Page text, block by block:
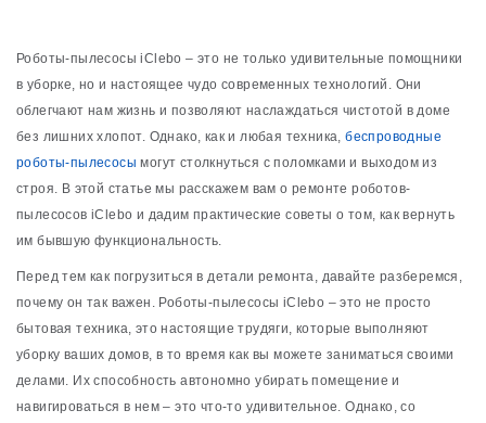
Роботы-пылесосы iClebo ‒ это не только удивительные помощники
в уборке, но и настоящее чудо современных технологий. Они
облегчают нам жизнь и позволяют наслаждаться чистотой в доме
без лишних хлопот. Однако, как и любая техника,беспроводные
роботы-пылесосы могут столкнуться с поломками и выходом из
строя. В этой статье мы расскажем вам о ремонте роботов-
пылесосов iClebo и дадим практические советы о том, как вернуть
им бывшую функциональность.
Перед тем как погрузиться в детали ремонта, давайте разберемся,
почему он так важен. Роботы-пылесосы iClebo ‒ это не просто
бытовая техника, это настоящие трудяги, которые выполняют
уборку ваших домов, в то время как вы можете заниматься своими
делами. Их способность автономно убирать помещение и
навигироваться в нем ‒ это что-то удивительное. Однако, со